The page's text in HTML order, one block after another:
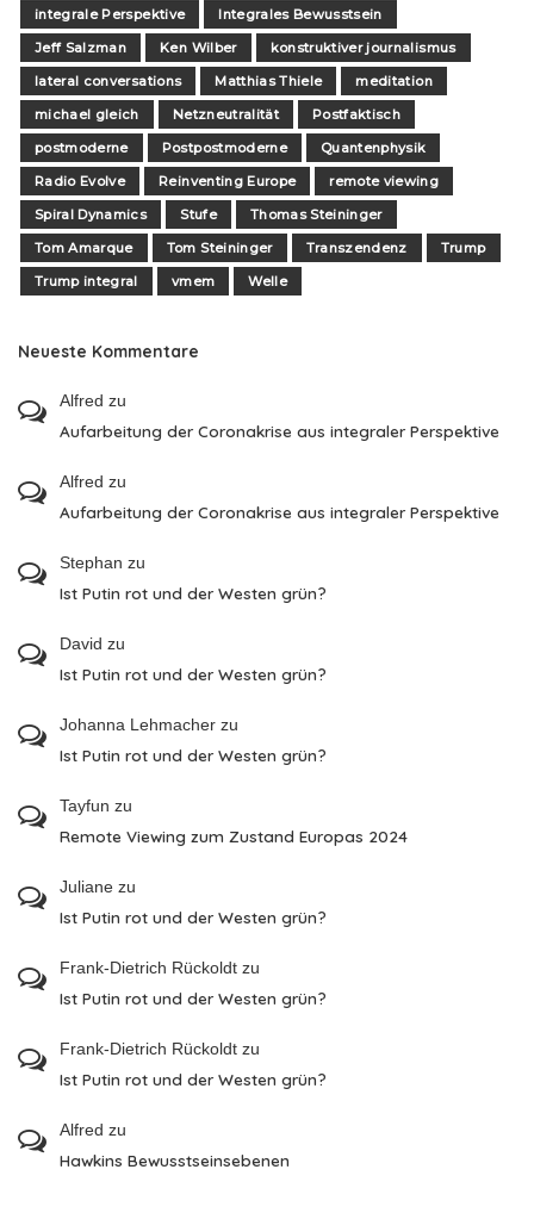
integrale Perspektive
Integrales Bewusstsein
Jeff Salzman
Ken Wilber
konstruktiver journalismus
lateral conversations
Matthias Thiele
meditation
michael gleich
Netzneutralität
Postfaktisch
postmoderne
Postpostmoderne
Quantenphysik
Radio Evolve
Reinventing Europe
remote viewing
Spiral Dynamics
Stufe
Thomas Steininger
Tom Amarque
Tom Steininger Transzendenz
Trump
Trump integral
vmem Welle
Neueste Kommentare
Alfred zu
Aufarbeitung der Coronakrise aus integraler Perspektive
Alfred zu
Aufarbeitung der Coronakrise aus integraler Perspektive
Stephan zu
Ist Putin rot und der Westen grün?
David zu
Ist Putin rot und der Westen grün?
Johanna Lehmacher zu
Ist Putin rot und der Westen grün?
Tayfun zu
Remote Viewing zum Zustand Europas 2024
Juliane zu
Ist Putin rot und der Westen grün?
Frank-Dietrich Rückoldt zu
Ist Putin rot und der Westen grün?
Frank-Dietrich Rückoldt zu
Ist Putin rot und der Westen grün?
Alfred zu
Hawkins Bewusstseinsebenen